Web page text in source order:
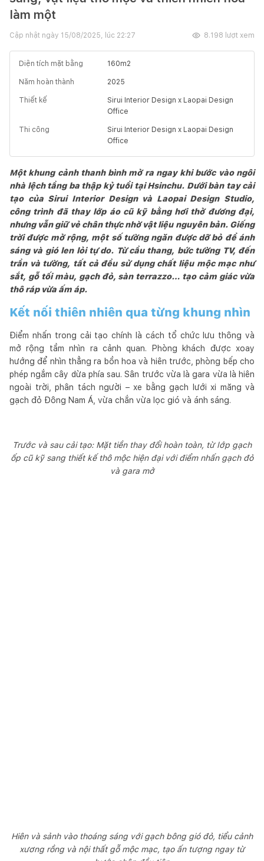
làm một
Cập nhật ngày 15/08/2025, lúc 22:27 8.198 lượt xem
Diện tích mặt bằng 160m2
Năm hoàn thành 2025
Thiết kế
Sirui Interior Design x Laopai Design
Office
Thi công
Sirui Interior Design x Laopai Design
Office
Một khung cảnh thanh bình mở ra ngay khi bước vào ngôi
nhà lệch tầng ba thập kỷ tuổi tại Hsinchu. Dưới bàn tay cải
tạo của Sirui Interior Design và Laopai Design Studio,
công trình đã thay lớp áo cũ kỹ bằng hơi thở đương đại,
nhưng vẫn giữ vẻ chân thực nhờ vật liệu nguyên bản. Giếng
trời được mở rộng, một số tường ngăn được dỡ bỏ để ánh
sáng và gió len lỏi tự do. Từ cầu thang, bức tường TV, đến
trần và tường, tất cả đều sử dụng chất liệu mộc mạc như
sắt, gỗ tối màu, gạch đỏ, sàn terrazzo… tạo cảm giác vừa
thô ráp vừa ấm áp.
Kết nối thiên nhiên qua từng khung nhìn
Điểm nhấn trong cải tạo chính là cách tổ chức lưu thông và
mở rộng tầm nhìn ra cảnh quan. Phòng khách được xoay
hướng để nhìn thẳng ra bồn hoa và hiên trước, phòng bếp cho
phép ngắm cây dừa phía sau. Sân trước vừa là gara vừa là hiên
ngoài trời, phân tách người – xe bằng gạch lưới xi măng và
gạch đỏ Đông Nam Á, vừa chắn vừa lọc gió và ánh sáng.
Trước và sau cải tạo: Mặt tiền thay đổi hoàn toàn, từ lớp gạch
ốp cũ kỹ sang thiết kế thô mộc hiện đại với điểm nhấn gạch đỏ
và gara mở
Hiên và sảnh vào thoáng sáng với gạch bông gió đỏ, tiểu cảnh
xương rồng và nội thất gỗ mộc mạc, tạo ấn tượng ngay từ